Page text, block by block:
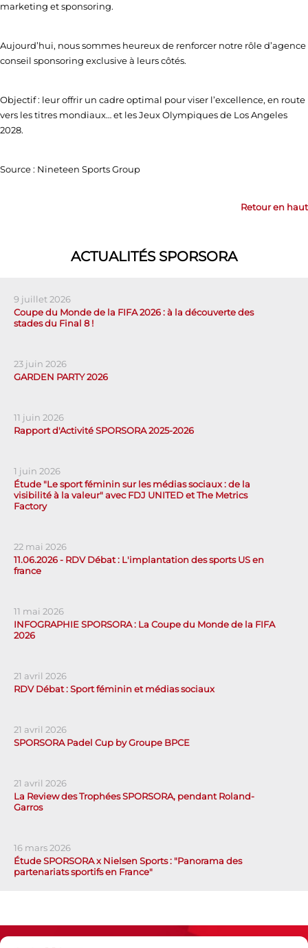
marketing et sponsoring.
Aujourd’hui, nous sommes heureux de renforcer notre rôle d’agence
conseil sponsoring exclusive à leurs côtés.
Objectif : leur offrir un cadre optimal pour viser l’excellence, en route
vers les titres mondiaux… et les Jeux Olympiques de Los Angeles
2028.
Source : Nineteen Sports Group
Retour en haut
ACTUALITÉS SPORSORA
9 juillet 2026
Coupe du Monde de la FIFA 2026 : à la découverte des
stades du Final 8 !
23 juin 2026
GARDEN PARTY 2026
11 juin 2026
Rapport d'Activité SPORSORA 2025-2026
1 juin 2026
Étude "Le sport féminin sur les médias sociaux : de la
visibilité à la valeur" avec FDJ UNITED et The Metrics
Factory
22 mai 2026
11.06.2026 - RDV Débat : L'implantation des sports US en
france
11 mai 2026
INFOGRAPHIE SPORSORA : La Coupe du Monde de la FIFA
2026
21 avril 2026
RDV Débat : Sport féminin et médias sociaux
21 avril 2026
SPORSORA Padel Cup by Groupe BPCE
21 avril 2026
La Review des Trophées SPORSORA, pendant Roland-
Garros
16 mars 2026
Étude SPORSORA x Nielsen Sports : "Panorama des
partenariats sportifs en France"